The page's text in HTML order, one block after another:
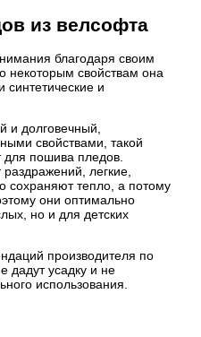
из велсофта
благодаря своим
некоторым свойствам она
синтетические и
и долговечный,
свойствами, такой
пошива пледов.
легкие,
сохраняют тепло, а потому
они оптимально
но и для детских
производителя по
дадут усадку и не
использования.